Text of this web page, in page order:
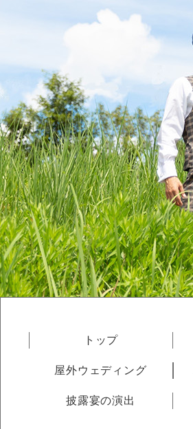
トップ
屋外ウェディング
披露宴の演出